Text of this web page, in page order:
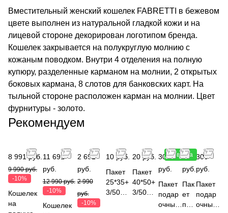
Вместительный женский кошелек FABRETTI в бежевом
цвете выполнен из натуральной гладкой кожи и на
лицевой стороне декорирован логотипом бренда.
Кошелек закрывается на полукруглую молнию с
кожаным поводком. Внутри 4 отделения на полную
купюру, разделенные карманом на молнии, 2 открытых
боковых кармана, 8 слотов для банковских карт. На
тыльной стороне расположен карман на молнии. Цвет
фурнитуры - золото.
Рекомендуем
8 991 руб.
9 990 руб.
-10%
Кошелек
на
11 691
руб.
12 990 руб.
-10%
Кошелек
2 691
руб.
2 990
руб.
-10%
10 руб.
Пакет
25*35+
3/50
20 руб.
Пакет
40*50+
3/50
Новинка
300
руб.
Пакет
подар
очный
300
руб.
Пак
ет
под
300
руб.
Пакет
подар
очный